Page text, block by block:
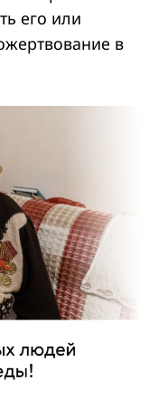
его или
в